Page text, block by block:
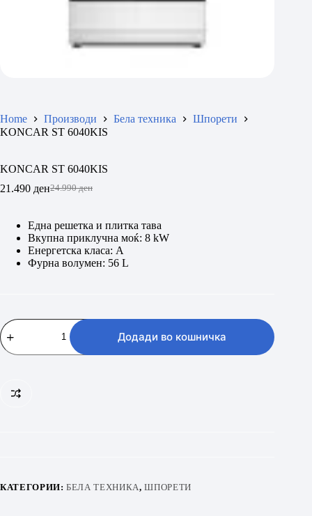
Home Производи Бела техника
Шпорети
KONCAR ST 6040KIS
KONCAR ST 6040KIS
24.990ден
Original
24.990 ден.
21.490 денCurrent
21.490 ден.
Една решетка и плитка тава
Вкупна приклучна моќ: 8 kW
Енергетска класа: A
Фурна волумен: 56 L
KONCAR
ST
6040KIS
Додади во кошничка
КАТЕГОРИИ:БЕЛА ТЕХНИКА,ШПОРЕТИ